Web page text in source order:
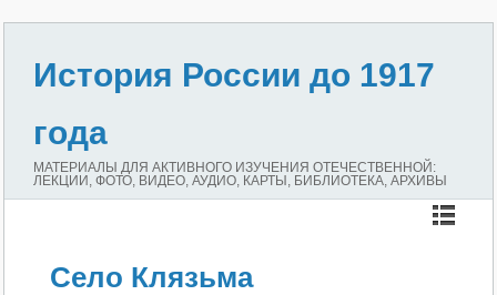
История России до 1917
года
МАТЕРИАЛЫ ДЛЯ АКТИВНОГО ИЗУЧЕНИЯ ОТЕЧЕСТВЕННОЙ:
ЛЕКЦИИ, ФОТО, ВИДЕО, АУДИО, КАРТЫ, БИБЛИОТЕКА, АРХИВЫ
Село Клязьма